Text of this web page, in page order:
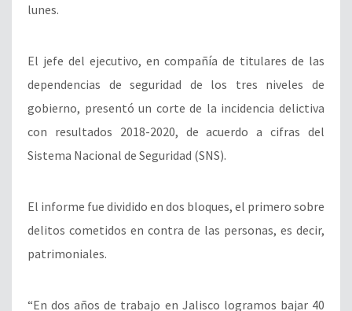
lunes.
El jefe del ejecutivo, en compañía de titulares de las
dependencias de seguridad de los tres niveles de
gobierno, presentó un corte de la incidencia delictiva
con resultados 2018-2020, de acuerdo a cifras del
Sistema Nacional de Seguridad (SNS).
El informe fue dividido en dos bloques, el primero sobre
delitos cometidos en contra de las personas, es decir,
patrimoniales.
“En dos años de trabajo en Jalisco logramos bajar 40